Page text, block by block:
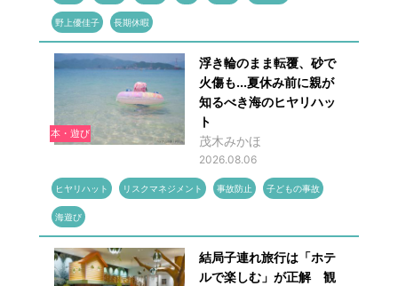
野上優佳子 長期休暇
本・遊び
浮き輪のまま転覆、砂で
火傷も...夏休み前に親が
知るべき海のヒヤリハッ
ト
茂木みかほ
2026.08.06
ヒヤリハット リスクマネジメント 事故防止 子どもの事故
海遊び
結局子連れ旅行は「ホテ
ルで楽しむ」が正解 観